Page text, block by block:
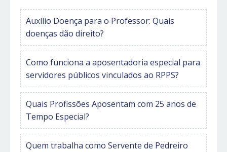
Auxílio Doença para o Professor: Quais
doenças dão direito?
Como funciona a aposentadoria especial para
servidores públicos vinculados ao RPPS?
Quais Profissões Aposentam com 25 anos de
Tempo Especial?
Quem trabalha como Servente de Pedreiro